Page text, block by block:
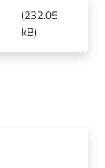
(232.05
kB)